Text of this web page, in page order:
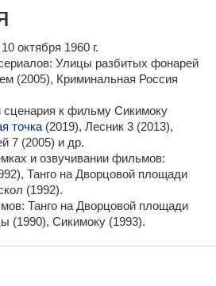
октября 1960 г.
Улицы разбитых фонарей
(2005), Криминальная Россия
сценария к фильму Сикимоку
точка (2019), Лесник 3 (2013),
7 (2005) и др.
и озвучивании фильмов:
Танго на Дворцовой площади
(1992).
Танго на Дворцовой площади
(1990), Сикимоку (1993).